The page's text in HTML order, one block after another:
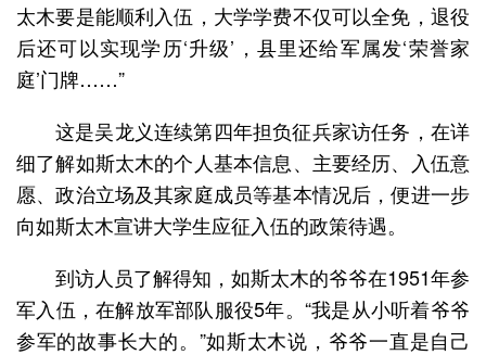
太木要是能顺利入伍，大学学费不仅可以全免，退役
后还可以实现学历‘升级’，县里还给军属发‘荣誉家
庭’门牌……”
这是吴龙义连续第四年担负征兵家访任务，在详
细了解如斯太木的个人基本信息、主要经历、入伍意
愿、政治立场及其家庭成员等基本情况后，便进一步
向如斯太木宣讲大学生应征入伍的政策待遇。
到访人员了解得知，如斯太木的爷爷在1951年参
军入伍，在解放军部队服役5年。“我是从小听着爷爷
参军的故事长大的。”如斯太木说，爷爷一直是自己